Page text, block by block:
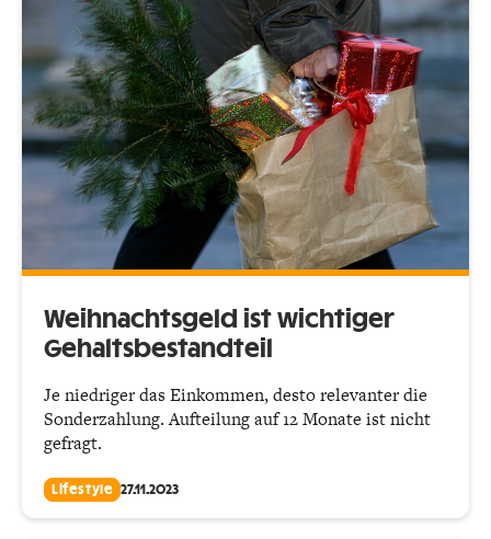
Weihnachtsgeld ist wichtiger
Gehaltsbestandteil
Je niedriger das Einkommen, desto relevanter die
Sonderzahlung. Aufteilung auf 12 Monate ist nicht
gefragt.
Lifestyle 27.11.2023